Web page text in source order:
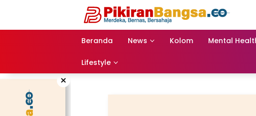
Beranda News Kolom Mental
Lifestyle
×